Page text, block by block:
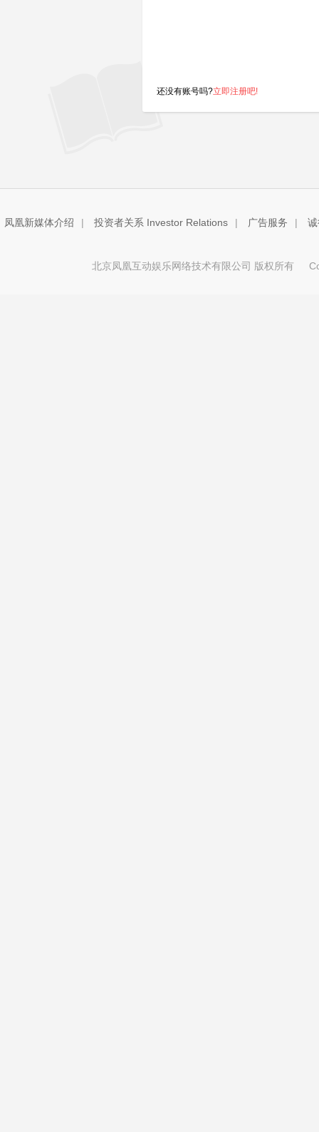
还没有账号吗?立即注册吧!
凤凰新媒体介绍 | 投资者关系 Investor Relations | 广告服务 |
北京凤凰互动娱乐网络技术有限公司 版权所有